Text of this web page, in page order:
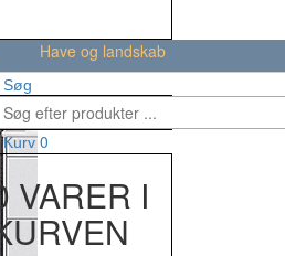
Have og landskab
Søg
Kurv 0
VARER I